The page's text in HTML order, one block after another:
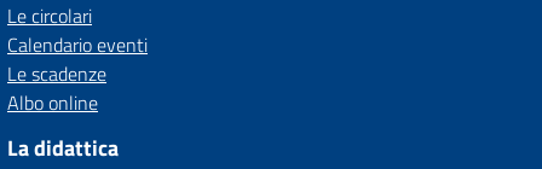
Le circolari
Calendario eventi
Le scadenze
Albo online
La didattica